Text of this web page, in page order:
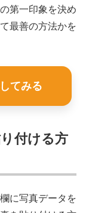
第一印象を決め
最善の方法かを
てみる
付ける方
に写真データを